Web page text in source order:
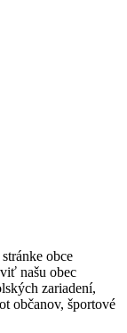
obce
našu obec
zariadení,
občanov, športové